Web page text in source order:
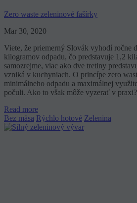
Zero waste zeleninové fašírky
Mar 30, 2020
Viete, že priemerný Slovák vyhodí ročne
kilogramov odpadu, čo predstavuje 1,2
samozrejme, viac ako dve tretiny
vzniká v kuchyniach. O princípe zero
minimálneho odpadu a maximálnej
počuli. Ako to však môže vyzerať v praxi?
Read more
Bez mäsa Rýchlo hotové Zelenina